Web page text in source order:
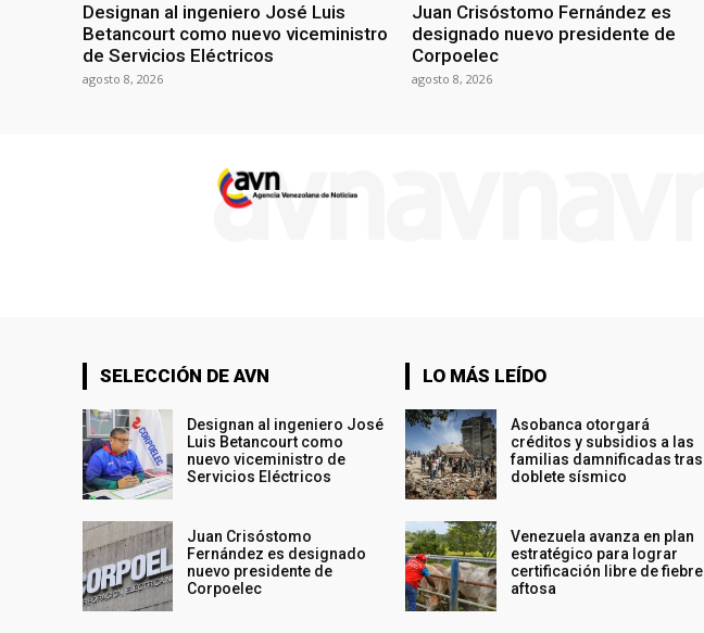
Designan al ingeniero José Luis
Betancourt como nuevo viceministro
de Servicios Eléctricos
agosto 8, 2026
Juan Crisóstomo Fernández es
designado nuevo presidente de
Corpoelec
agosto 8, 2026
SELECCIÓN DE AVN
Designan al ingeniero José
Luis Betancourt como
nuevo viceministro de
Servicios Eléctricos
Juan Crisóstomo
Fernández es designado
nuevo presidente de
Corpoelec
LO MÁS LEÍDO
Asobanca otorgará
créditos y subsidios a las
familias damnificadas tras
doblete sísmico
Venezuela avanza en plan
estratégico para lograr
certificación libre de fiebre
aftosa